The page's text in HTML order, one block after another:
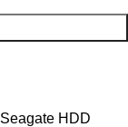
Seagate HDD